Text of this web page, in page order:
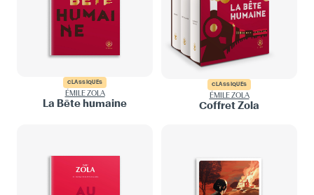
CLASSIQUES
ÉMILE ZOLA
La Bête humaine
CLASSIQUES
ÉMILE ZOLA
Coffret Zola